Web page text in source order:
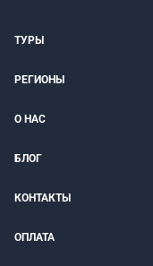
ТУРЫ
РЕГИОНЫ
О НАС
БЛОГ
КОНТАКТЫ
ОПЛАТА